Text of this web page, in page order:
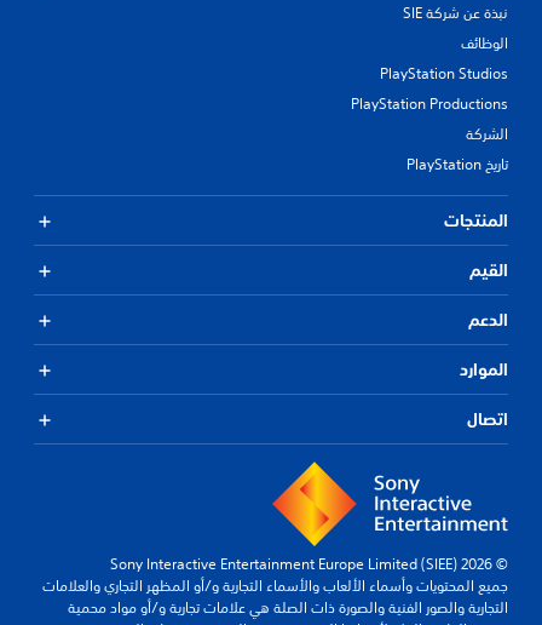
نبذة عن شركة SIE
الوظائف
PlayStation Studios
PlayStation Productions
الشركة
تاريخ PlayStation
المنتجات
القيم
الدعم
الموارد
اتصال
© 2026 Sony Interactive Entertainment Europe Limited (SIEE)
جميع المحتويات وأسماء الألعاب والأسماء التجارية و/أو المظهر التجاري والعلامات
التجارية والصور الفنية والصورة ذات الصلة هي علامات تجارية و/أو مواد محمية